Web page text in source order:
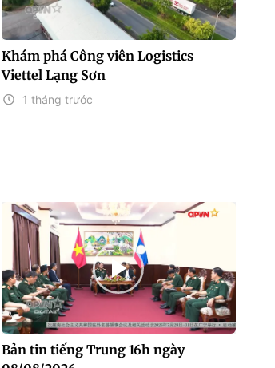
Khám phá Công viên Logistics
Viettel Lạng Sơn
1 tháng trước
Bản tin tiếng Trung 16h ngày